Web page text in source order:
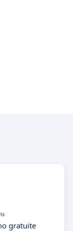
gratuite